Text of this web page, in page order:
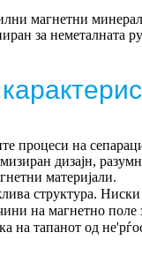
магнетни
за неметалната
процеси на
дизајн,
материјали.
структура.
на магнетно поле
на тапанот од